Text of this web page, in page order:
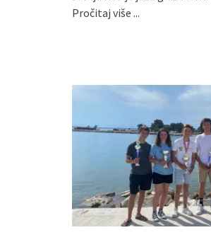
Pročitaj više ...